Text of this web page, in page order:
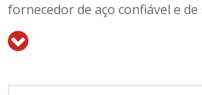
fornecedor de aço confiável e
